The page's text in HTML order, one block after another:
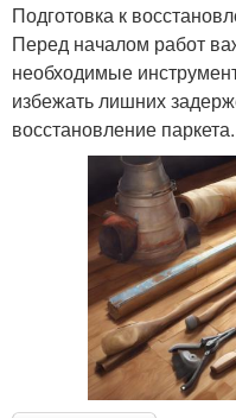
Подготовка к
Перед началом работ
необходимые
избежать лишних
восстановление паркета.